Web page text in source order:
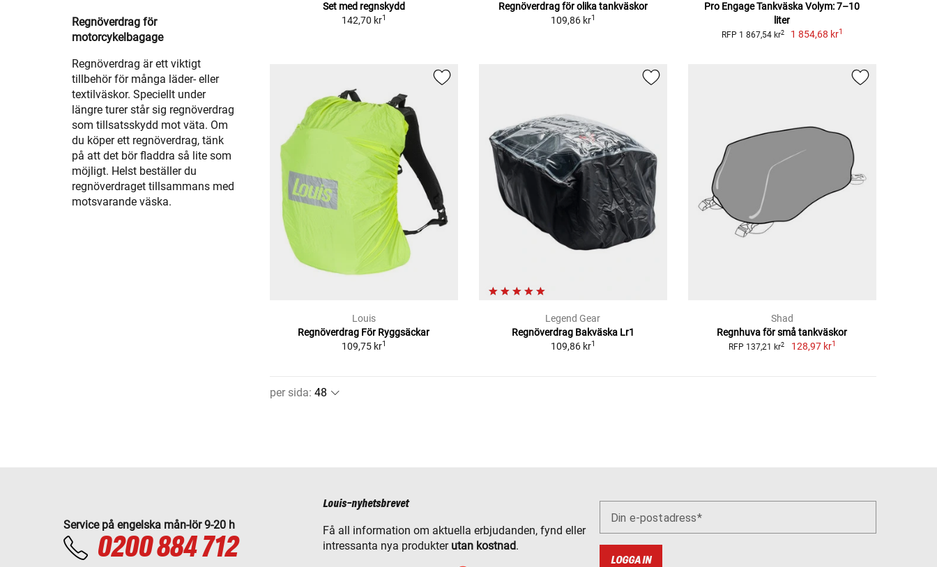
Regnöverdrag för
motorcykelbagage
Regnöverdrag är ett viktigt
tillbehör för många läder- eller
textilväskor. Speciellt under
längre turer står sig regnöverdrag
som tillsatsskydd mot väta. Om
du köper ett regnöverdrag, tänk
på att det bör fladdra så lite som
möjligt. Helst beställer du
regnöverdraget tillsammans med
motsvarande väska.
Set med regnskydd
142,70 kr1
Regnöverdrag för olika tankväskor
109,86 kr1
Pro Engage Tankväska Volym: 7–10
liter
RFP 1 867,54 kr2 1 854,68 kr1
Louis
Regnöverdrag För Ryggsäckar
109,75 kr1
Legend Gear
Regnöverdrag Bakväska Lr1
109,86 kr1
Shad
Regnhuva för små tankväskor
RFP 137,21 kr2 128,97 kr1
per sida:
Service på engelska mån-lör 9-20 h
0200 884 712
Louis-nyhetsbrevet
Få all information om aktuella erbjudanden, fynd eller
intressanta nya produkter utan kostnad.
Din e-postadress
LOGGA IN